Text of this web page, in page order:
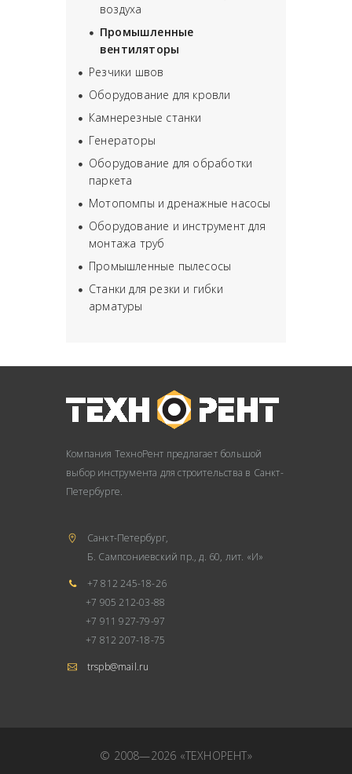
воздуха
Промышленные
вентиляторы
Резчики швов
Оборудование для кровли
Камнерезные станки
Генераторы
Оборудование для обработки
паркета
Мотопомпы и дренажные насосы
Оборудование и инструмент для
монтажа труб
Промышленные пылесосы
Станки для резки и гибки
арматуры
Компания ТехноРент предлагает большой
выбор инструмента для строительства в Санкт-
Петербурге.
Санкт-Петербург,
Б. Сампсониевский пр., д. 60, лит. «И»
+7 812 245-18-26
+7 905 212-03-88
+7 911 927-79-97
+7 812 207-18-75
trspb@mail.ru
© 2008—2026 «ТЕХНОРЕНТ»